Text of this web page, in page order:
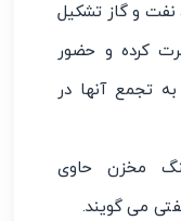
نفت و گاز تشکیل
کرده و حضور
تجمع آنها در
مخزن حاوی
می گویند.